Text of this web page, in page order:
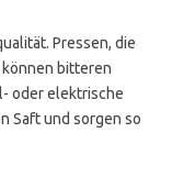
Pressen, die
können bitteren
oder elektrische
Saft und sorgen so